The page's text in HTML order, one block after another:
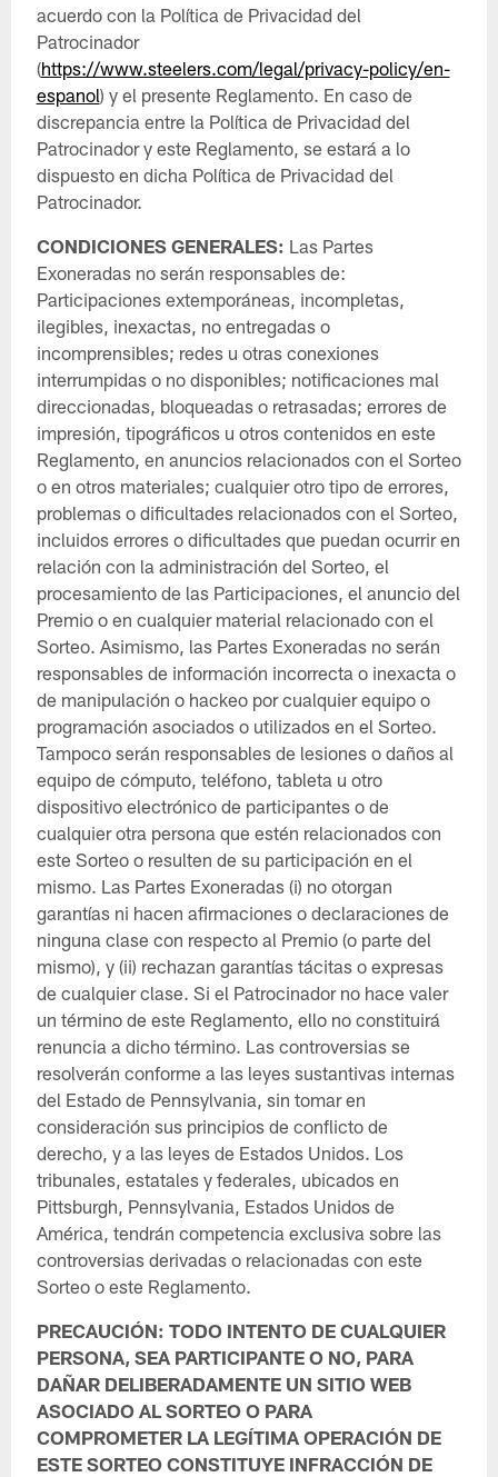
acuerdo con la Política de Privacidad del
Patrocinador
(https://www.steelers.com/legal/privacy-policy/en-
espanol) y el presente Reglamento. En caso de
discrepancia entre la Política de Privacidad del
Patrocinador y este Reglamento, se estará a lo
dispuesto en dicha Política de Privacidad del
Patrocinador.
CONDICIONES GENERALES: Las Partes
Exoneradas no serán responsables de:
Participaciones extemporáneas, incompletas,
ilegibles, inexactas, no entregadas o
incomprensibles; redes u otras conexiones
interrumpidas o no disponibles; notificaciones mal
direccionadas, bloqueadas o retrasadas; errores de
impresión, tipográficos u otros contenidos en este
Reglamento, en anuncios relacionados con el Sorteo
o en otros materiales; cualquier otro tipo de errores,
problemas o dificultades relacionados con el Sorteo,
incluidos errores o dificultades que puedan ocurrir en
relación con la administración del Sorteo, el
procesamiento de las Participaciones, el anuncio del
Premio o en cualquier material relacionado con el
Sorteo. Asimismo, las Partes Exoneradas no serán
responsables de información incorrecta o inexacta o
de manipulación o hackeo por cualquier equipo o
programación asociados o utilizados en el Sorteo.
Tampoco serán responsables de lesiones o daños al
equipo de cómputo, teléfono, tableta u otro
dispositivo electrónico de participantes o de
cualquier otra persona que estén relacionados con
este Sorteo o resulten de su participación en el
mismo. Las Partes Exoneradas (i) no otorgan
garantías ni hacen afirmaciones o declaraciones de
ninguna clase con respecto al Premio (o parte del
mismo), y (ii) rechazan garantías tácitas o expresas
de cualquier clase. Si el Patrocinador no hace valer
un término de este Reglamento, ello no constituirá
renuncia a dicho término. Las controversias se
resolverán conforme a las leyes sustantivas internas
del Estado de Pennsylvania, sin tomar en
consideración sus principios de conflicto de
derecho, y a las leyes de Estados Unidos. Los
tribunales, estatales y federales, ubicados en
Pittsburgh, Pennsylvania, Estados Unidos de
América, tendrán competencia exclusiva sobre las
controversias derivadas o relacionadas con este
Sorteo o este Reglamento.
PRECAUCIÓN: TODO INTENTO DE CUALQUIER
PERSONA, SEA PARTICIPANTE O NO, PARA
DAÑAR DELIBERADAMENTE UN SITIO WEB
ASOCIADO AL SORTEO O PARA
COMPROMETER LA LEGÍTIMA OPERACIÓN DE
ESTE SORTEO CONSTITUYE INFRACCIÓN DE